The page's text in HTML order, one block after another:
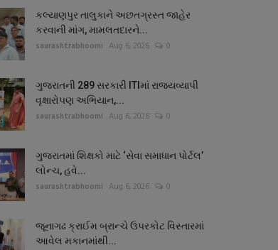
કલ્યાણપુર તાલુકાને અછતગ્રસ્ત જાહેર
કરવાની માંગ, મામલતદારને...
saurashtrabhoomi Aug 6, 2026 0
ગુજરાતની 289 સરકારી ITIમાં રાજ્યવ્યાપી
વૃક્ષારોપણ અભિયાન,...
saurashtrabhoomi Aug 6, 2026 0
ગુજરાતમાં શિક્ષકો માટે ‘સેવા સમાધાન પોર્ટલ’
લોન્ચ, હવે...
saurashtrabhoomi Aug 6, 2026 0
જૂનાગઢ ક્રાઈમ બ્રાન્ચે ઉપરકોટ વિસ્તારમાં
આવેલ મકાનમાંથી...